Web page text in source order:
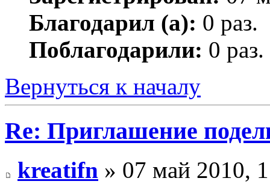
Благодарил (а): 0 раз.
Поблагодарили: 0 раз.
Вернуться к началу
Re: Приглашение
kreatifn » 07 май 2010,